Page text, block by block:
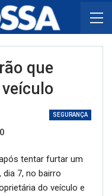
que
SEGURANÇA
tentar furtar um
7, no bairro
do veículo e